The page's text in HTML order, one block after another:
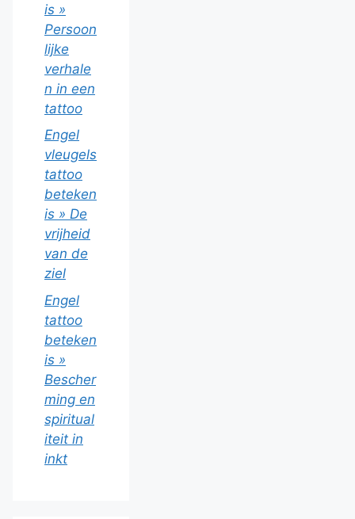
is »
Persoon
lijke
verhale
n in een
tattoo
Engel
vleugels
tattoo
beteken
is » De
vrijheid
van de
ziel
Engel
tattoo
beteken
is »
Bescher
ming en
spiritual
iteit in
inkt